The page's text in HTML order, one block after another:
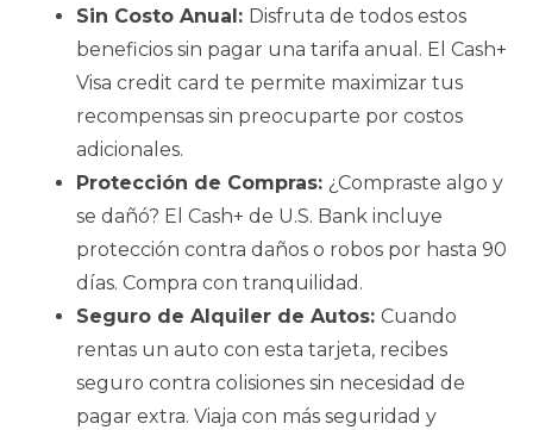
Sin Costo Anual: Disfruta de todos estos
beneficios sin pagar una tarifa anual. El Cash+
Visa credit card te permite maximizar tus
recompensas sin preocuparte por costos
adicionales.
Protección de Compras: ¿Compraste algo y
se dañó? El Cash+ de U.S. Bank incluye
protección contra daños o robos por hasta 90
días. Compra con tranquilidad.
Seguro de Alquiler de Autos: Cuando
rentas un auto con esta tarjeta, recibes
seguro contra colisiones sin necesidad de
pagar extra. Viaja con más seguridad y